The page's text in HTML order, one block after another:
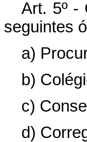
Art. 5º -
seguintes
a)
b)
c)
d)